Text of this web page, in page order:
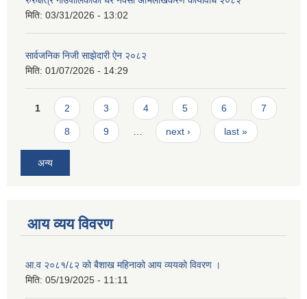
मिति: 03/31/2026 - 13:02
सार्वजनिक निजी साझेदारी ऐन २०८२
मिति: 01/07/2026 - 14:29
Pages
1 2 3 4 5 6 7
8 9 next › last »
अन्य
आय व्यय विवरण
आ.व २०८१/८२ को बैशाख महिनाको आय व्ययको विवरण ।
मिति: 05/19/2025 - 11:11